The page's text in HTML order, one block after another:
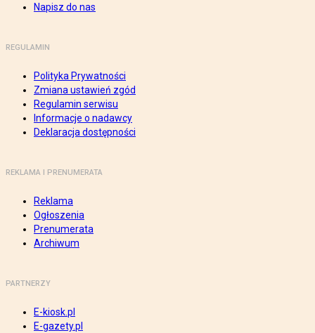
Napisz do nas
REGULAMIN
Polityka Prywatności
Zmiana ustawień zgód
Regulamin serwisu
Informacje o nadawcy
Deklaracja dostępności
REKLAMA I PRENUMERATA
Reklama
Ogłoszenia
Prenumerata
Archiwum
PARTNERZY
E-kiosk.pl
E-gazety.pl